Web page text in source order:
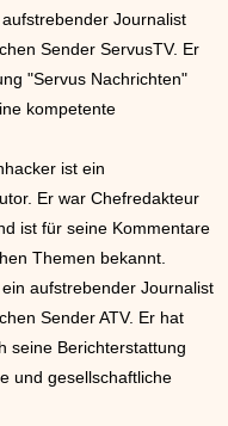
Journalist
Sender ServusTV. Er
"Servus Nachrichten"
kompetente
ist ein
Er war Chefredakteur
ist für seine Kommentare
Themen bekannt.
aufstrebender Journalist
Sender ATV. Er hat
seine Berichterstattung
und gesellschaftliche